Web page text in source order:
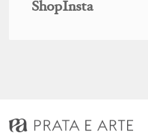
ShopInsta